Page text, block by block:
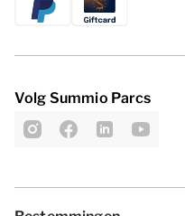
Volg Summio Parcs